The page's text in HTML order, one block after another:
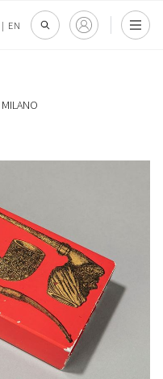
| EN
MILANO